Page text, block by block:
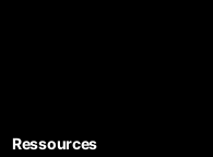
Ressources